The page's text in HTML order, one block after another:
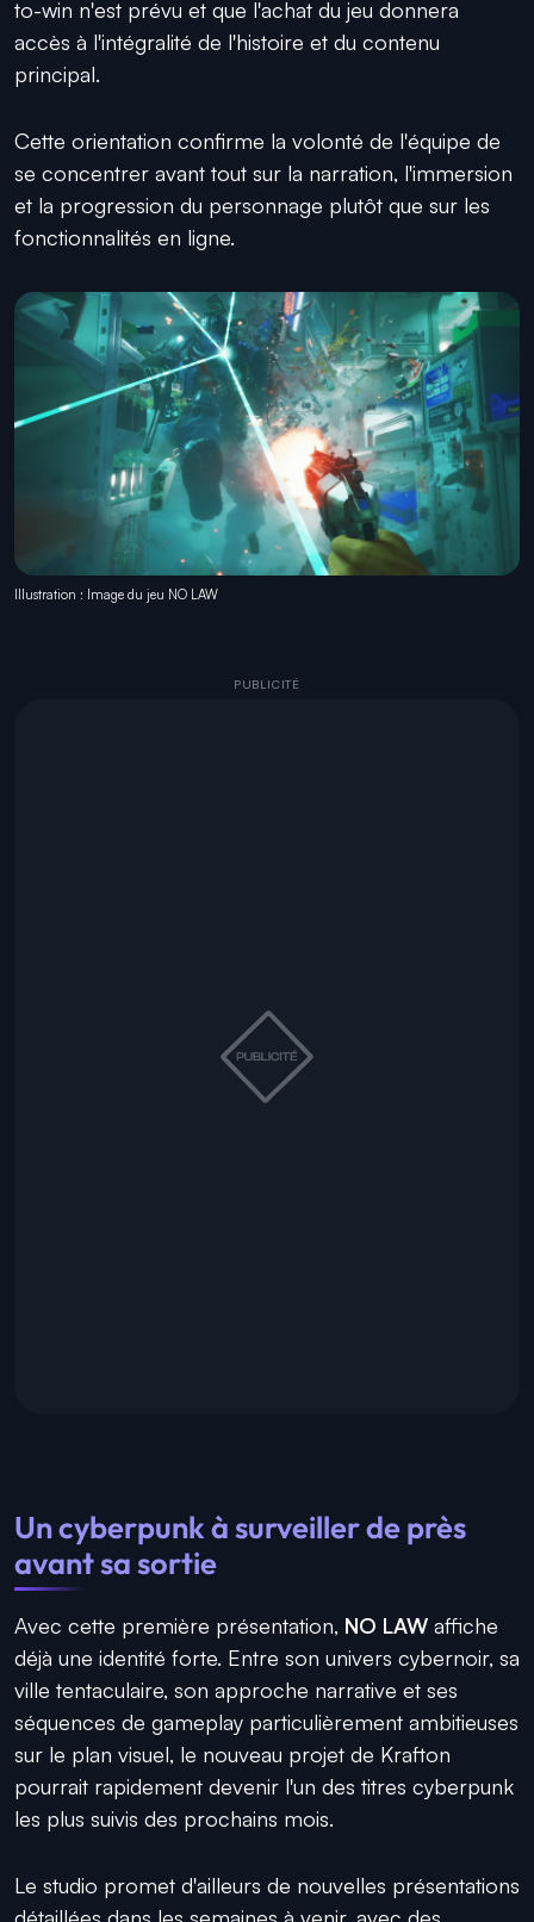
to-win n'est prévu et que l'achat du jeu donnera
accès à l'intégralité de l'histoire et du contenu
principal.
Cette orientation confirme la volonté de l'équipe de
se concentrer avant tout sur la narration, l'immersion
et la progression du personnage plutôt que sur les
fonctionnalités en ligne.
Illustration : Image du jeu NO LAW
Un cyberpunk à surveiller de près
avant sa sortie
Avec cette première présentation, NO LAW affiche
déjà une identité forte. Entre son univers cybernoir, sa
ville tentaculaire, son approche narrative et ses
séquences de gameplay particulièrement ambitieuses
sur le plan visuel, le nouveau projet de Krafton
pourrait rapidement devenir l'un des titres cyberpunk
les plus suivis des prochains mois.
Le studio promet d'ailleurs de nouvelles présentations